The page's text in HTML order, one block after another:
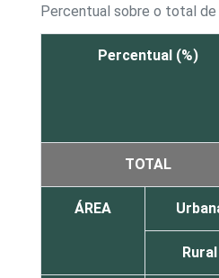
Percentual sobre o total
Percentual (%)
TOTAL
ÁREA
Rural